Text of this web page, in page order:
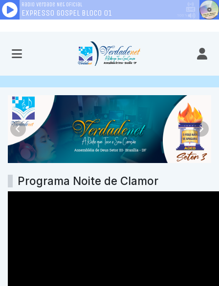
Rádio Verdadenet
Anterior
Programa Noite de Clamor